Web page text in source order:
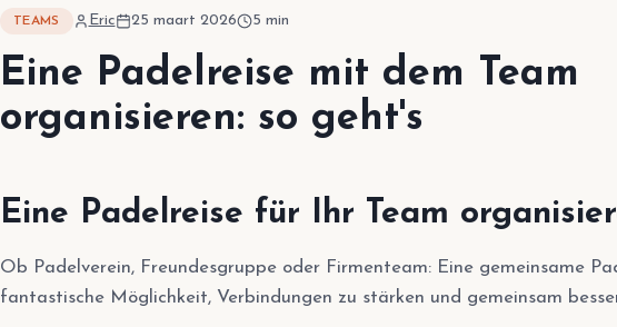
TEAMS Eric 25 maart 2026 5 min
Eine Padelreise mit dem Team
organisieren: so geht's
Eine Padelreise für Ihr Team
Ob Padelverein, Freundesgruppe oder Firmenteam: Eine gemeinsame
fantastische Möglichkeit, Verbindungen zu stärken und gemeinsam